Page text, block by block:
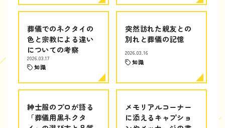
葬儀でのネクタイの
色と宗教による違い
についての考察
2026.03.17
知識
突然訪れた親友との
別れと葬儀の記憶
2026.03.16
知識
紳士服のプロが語る
「葬儀用黒ネクタ
メモリアルコーナー
に添えるキャプショ